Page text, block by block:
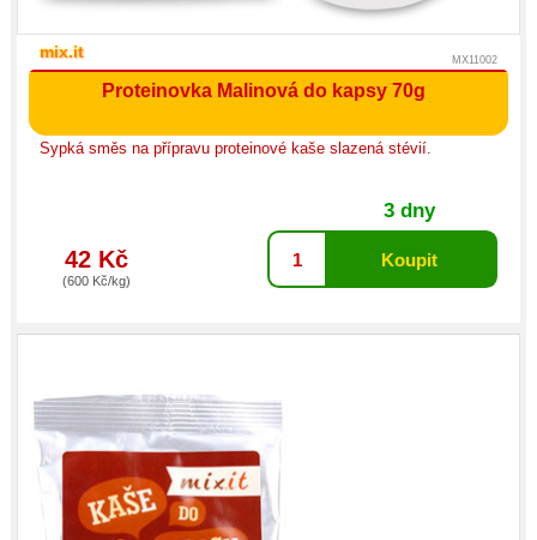
mix.it
Proteinovka Malinová do kapsy 70g
Sypká směs na přípravu proteinové kaše slazená stévií.
MX11002
3 dny
42 Kč
(600 Kč/kg)